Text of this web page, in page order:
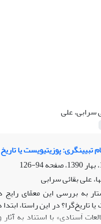
سرابى، على
تبیینگرى: پوزیتیویست یا
94-126
على بقائى سرابى
به بررسى این معمّاى
تاریخ‌گرا؟ در این راستا،
اَسنادى» با استناد به